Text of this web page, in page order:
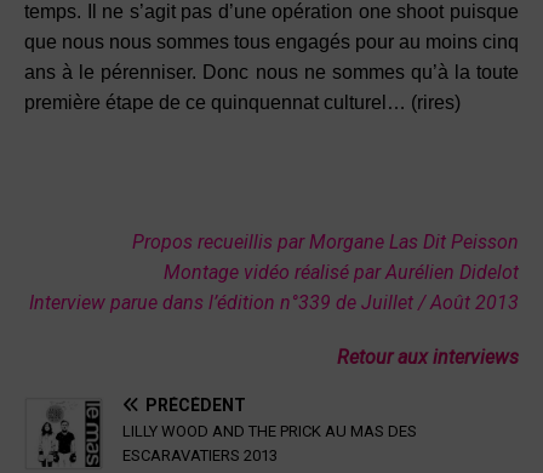
temps. Il ne s’agit pas d’une opération one shoot puisque
que nous nous sommes tous engagés pour au moins cinq
ans à le pérenniser. Donc nous ne sommes qu’à la toute
première étape de ce quinquennat culturel… (rires)
Propos recueillis par Morgane Las Dit Peisson
Montage vidéo réalisé par Aurélien Didelot
Interview parue dans l’édition n°339 de Juillet / Août 2013
Retour aux interviews
PRÉCÉDENT
LILLY WOOD AND THE PRICK AU MAS DES
ESCARAVATIERS 2013